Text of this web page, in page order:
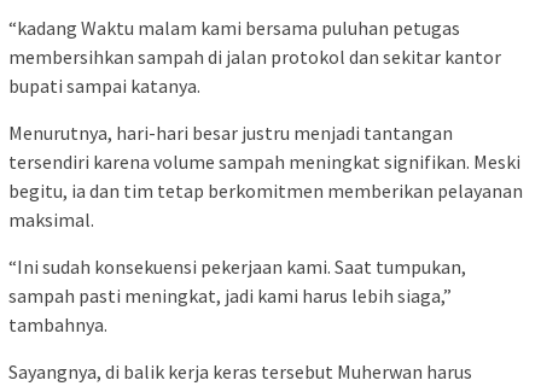
“kadang Waktu malam kami bersama puluhan petugas
membersihkan sampah di jalan protokol dan sekitar kantor
bupati sampai katanya.
Menurutnya, hari-hari besar justru menjadi tantangan
tersendiri karena volume sampah meningkat signifikan. Meski
begitu, ia dan tim tetap berkomitmen memberikan pelayanan
maksimal.
“Ini sudah konsekuensi pekerjaan kami. Saat tumpukan,
sampah pasti meningkat, jadi kami harus lebih siaga,”
tambahnya.
Sayangnya, di balik kerja keras tersebut Muherwan harus